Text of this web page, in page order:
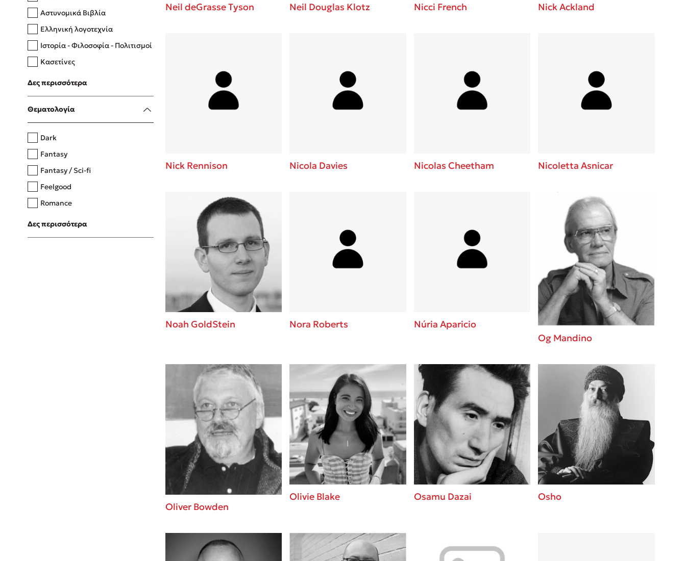
Δανάη Δεληγεώργη
Πάνω, κάτω, μπροστά, πίσω
Η μέθοδος Αφήστε τους
Αστυνομικά Βιβλία
Ελληνική λογοτεχνία
Ιστορία - Φιλοσοφία - Πολιτισμοί
Κασετίνες
Λευκώματα - Έγχρωμοι οδηγοί
Μαγειρική
Δες περισσότερα
Θεματολογία
Dark
Fantasy
Fantasy / Sci-fi
Feelgood
Romance
Upmarket
Young Adult
Δες περισσότερα
Neil deGrasse Tyson Neil Douglas Klotz Nicci French Nick Ackland
Nick Rennison Nicola Davies Nicolas Cheetham Nicoletta Asnicar
Noah GoldStein Nora Roberts
Núria Aparicio
Og Mandino
Oliver Bowden
Olivie Blake Osamu Dazai Osho